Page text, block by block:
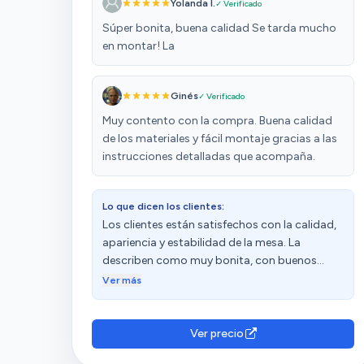
Yolanda I.✓ Verificado
Súper bonita, buena calidad Se tarda mucho
en montar! La
Ginés✓ Verificado
Muy contento con la compra. Buena calidad
de los materiales y fácil montaje gracias a las
instrucciones detalladas que acompaña.
Lo que dicen los clientes:
Los clientes están satisfechos con la calidad,
apariencia y estabilidad de la mesa. La
describen como muy bonita, con buenos
acabados y una excelente relación calidad-
montada. Además, aprecian su practicidad y
funcionalidad. Sin embargo, algunos están
Ver más
Ver precio